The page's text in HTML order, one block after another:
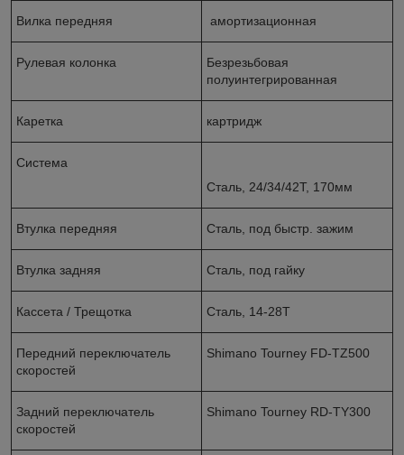
Вилка передняя амортизационная
Рулевая колонка
Безрезьбовая
полуинтегрированная
Каретка картридж
Система
Сталь, 24/34/42Т, 170мм
Втулка передняя Сталь, под быстр. зажим
Втулка задняя Сталь, под гайку
Кассета / Трещотка Сталь, 14-28Т
Передний переключатель
скоростей
Shimano Tourney FD-TZ500
Задний переключатель
скоростей
Shimano Tourney RD-TY300